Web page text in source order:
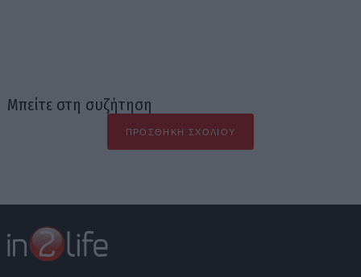
Μπείτε στη συζήτηση
ΠΡΟΣΘΉΚΗ ΣΧΟΛΊΟΥ